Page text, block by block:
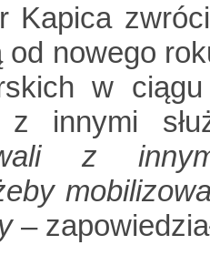
Kapica
nowego
w
z innymi
z
–